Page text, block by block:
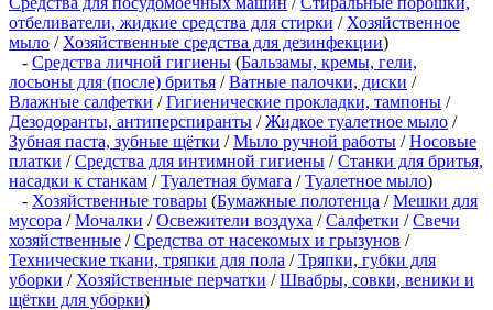
отбеливатели, жидкие средства для стирки / Хозяйственное
мыло / Хозяйственные средства для дезинфекции)
- Средства личной гигиены (Бальзамы, кремы, гели,
лосьоны для (после) бритья /Ватные палочки, диски /
Влажные салфетки /Гигиенические прокладки, тампоны /
Дезодоранты, антиперспиранты /Жидкое туалетное мыло /
Зубная паста, зубные щётки /Мыло ручной работы /Носовые
платки /Средства для интимной гигиены /Станки для бритья,
насадки к станкам /Туалетная бумага /Туалетное мыло)
- Хозяйственные товары (Бумажные полотенца /Мешки для
мусора /Мочалки /Освежители воздуха /Салфетки /Свечи
хозяйственные /Средства от насекомых и грызунов /
Технические ткани, тряпки для пола /Тряпки, губки для
уборки / Хозяйственные перчатки /Швабры, совки, веники и
щётки для уборки)